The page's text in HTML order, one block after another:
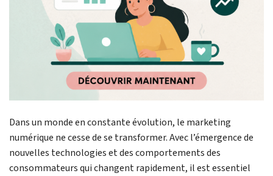
Dans un monde en constante évolution, le marketing
numérique ne cesse de se transformer. Avec l’émergence de
nouvelles technologies et des comportements des
consommateurs qui changent rapidement, il est essentiel